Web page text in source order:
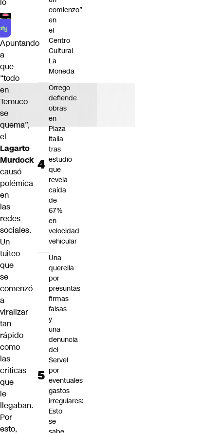
Apuntando
a
que
“todo
en
Temuco
se
quema”,
el
Lagarto
Murdock
causó
polémica
en
las
redes
sociales.
Un
tuiteo
que
se
comenzó
a
viralizar
tan
rápido
como
las
críticas
que
le
llegaban.
Por
esto,
comienzo”
en
el
Centro
Cultural
La
Moneda
Orrego
defiende
obras
en
Plaza
Italia
tras
estudio
que
revela
caída
de
67%
en
velocidad
vehicular
Una
querella
por
presuntas
firmas
falsas
y
una
denuncia
del
Servel
por
eventuales
gastos
irregulares:
Esto
se